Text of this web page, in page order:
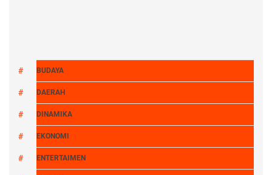
BUDAYA
DAERAH
DINAMIKA
EKONOMI
ENTERTAIMEN